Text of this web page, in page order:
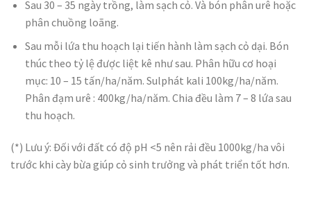
Sau 30 – 35 ngày trồng, làm sạch cỏ. Và bón phân urê hoặc
phân chuồng loãng.
Sau mỗi lứa thu hoạch lại tiến hành làm sạch cỏ dại. Bón
thúc theo tỷ lệ được liệt kê như sau. Phân hữu cơ hoại
mục: 10 – 15 tấn/ha/năm. Sulphát kali 100kg/ha/năm.
Phân đạm urê : 400kg/ha/năm. Chia đều làm 7 – 8 lứa sau
thu hoạch.
(*) Lưu ý: Đối với đất có độ pH <5 nên rải đều 1000kg/ha vôi
trước khi cày bừa giúp cỏ sinh trưởng và phát triển tốt hơn.